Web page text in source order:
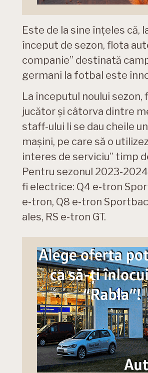
Este de la sine înțeles că,
început de sezon, flota
companie” destinată
germani la fotbal este
La începutul noului sezon,
jucător și câtorva dintre
staff-ului li se dau cheile
mașini, pe care să o
interes de serviciu” timp
Pentru sezonul 2023-
fi electrice: Q4 e-tron
e-tron, Q8 e-tron
ales, RS e-tron GT.